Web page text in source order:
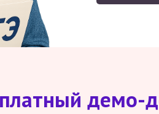
демо-